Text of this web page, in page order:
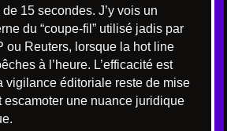
15 secondes. J’y vois un
du “coupe-fil” utilisé jadis par
ou Reuters, lorsque la hot line
à l’heure. L’efficacité est
vigilance éditoriale reste de mise
escamoter une nuance juridique